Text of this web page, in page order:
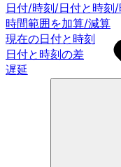
日付/時刻/日付と時刻
時間範囲を加算/減算
現在の日付と時刻
日付と時刻の差
遅延